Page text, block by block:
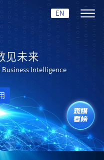
EN
见未来
Business Intelligence
观媒
看榜